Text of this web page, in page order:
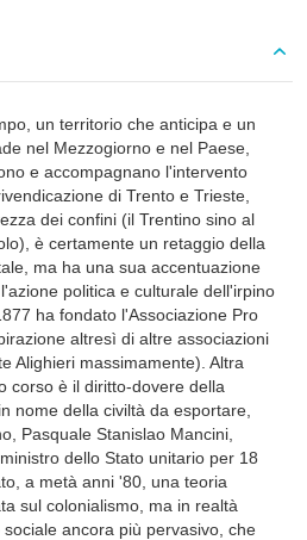
un territorio che anticipa e un
nel Mezzogiorno e nel Paese,
e accompagnano l'intervento
di Trento e Trieste,
dei confini (il Trentino sino al
è certamente un retaggio della
ma ha una sua accentuazione
politica e culturale dell'irpino
ha fondato l'Associazione Pro
altresì di altre associazioni
Alighieri massimamente). Altra
corso è il diritto-dovere della
nome della civiltà da esportare,
Pasquale Stanislao Mancini,
dello Stato unitario per 18
a metà anni '80, una teoria
sul colonialismo, ma in realtà
ancora più pervasivo, che